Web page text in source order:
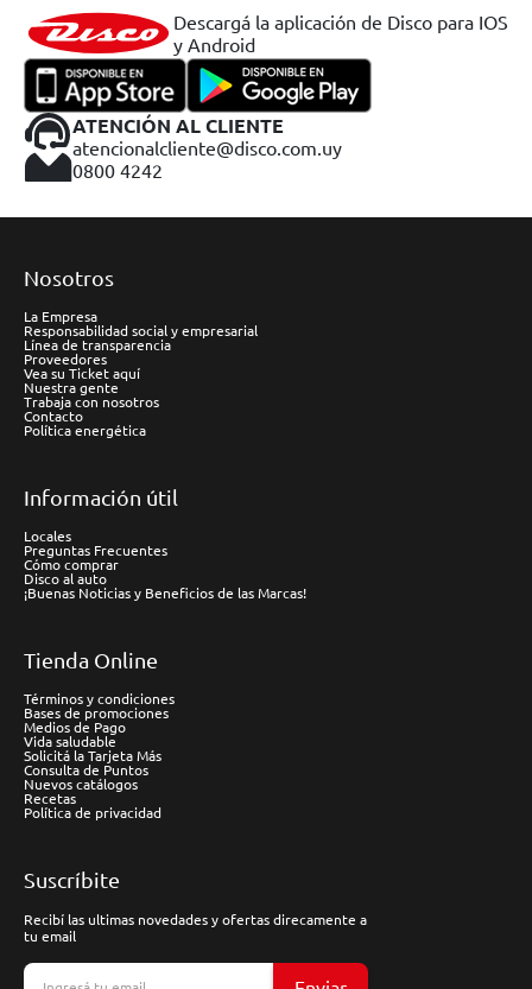
Descargá la aplicación de Disco para IOS
y Android
ATENCIÓN AL CLIENTE
atencionalcliente@disco.com.uy
0800 4242
Nosotros
La Empresa
Responsabilidad social y empresarial
Línea de transparencia
Proveedores
Vea su Ticket aquí
Nuestra gente
Trabaja con nosotros
Contacto
Política energética
Información útil
Locales
Preguntas Frecuentes
Cómo comprar
Disco al auto
¡Buenas Noticias y Beneficios de las Marcas!
Tienda Online
Términos y condiciones
Bases de promociones
Medios de Pago
Vida saludable
Solicitá la Tarjeta Más
Consulta de Puntos
Nuevos catálogos
Recetas
Política de privacidad
Suscríbite
Recibí las ultimas novedades y ofertas direcamente a
tu email